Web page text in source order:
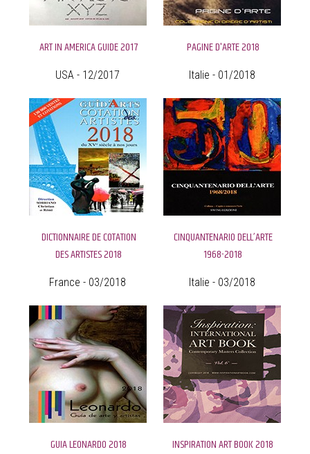
ART IN AMERICA GUIDE 2017
USA - 12/2017
PAGINE D'ARTE 2018
Italie - 01/2018
DICTIONNAIRE DE COTATION
DES ARTISTES 2018
France - 03/2018
CINQUANTENARIO DELL’ARTE
1968-2018
Italie - 03/2018
GUIA LEONARDO 2018 INSPIRATION ART BOOK 2018